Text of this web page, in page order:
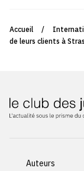
Accueil /
de leurs clients à
Auteurs